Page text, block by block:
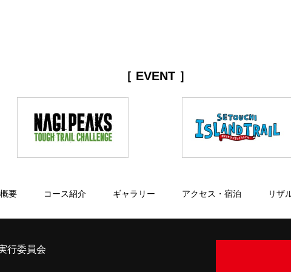
［ EVENT ］
要 コース紹介 ギャラリー アクセス・宿泊 リザ
行委員会